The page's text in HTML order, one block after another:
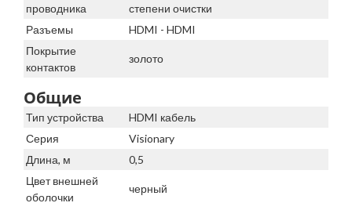
проводника
степени очистки
Разъемы
HDMI - HDMI
Покрытие
контактов
золото
Общие
Тип устройства
HDMI кабель
Серия
Visionary
Длина, м
0,5
Цвет внешней
оболочки
черный